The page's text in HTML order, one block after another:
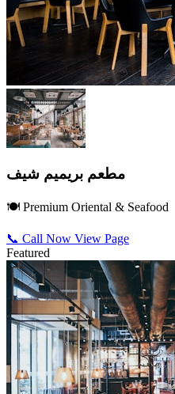
مطعم بريميم شيف
🍽️ Premium Oriental & Seafood
📞 Call Now View Page
Featured